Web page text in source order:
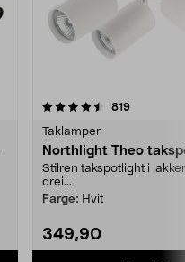
819
Taklamper
Northlight Theo
Stilren takspotlight i
drei...
Farge: Hvit
349,90
4.0 av 5 stjerner